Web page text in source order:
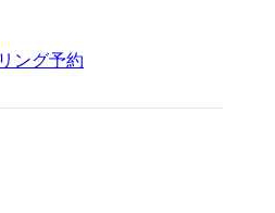
ング予約